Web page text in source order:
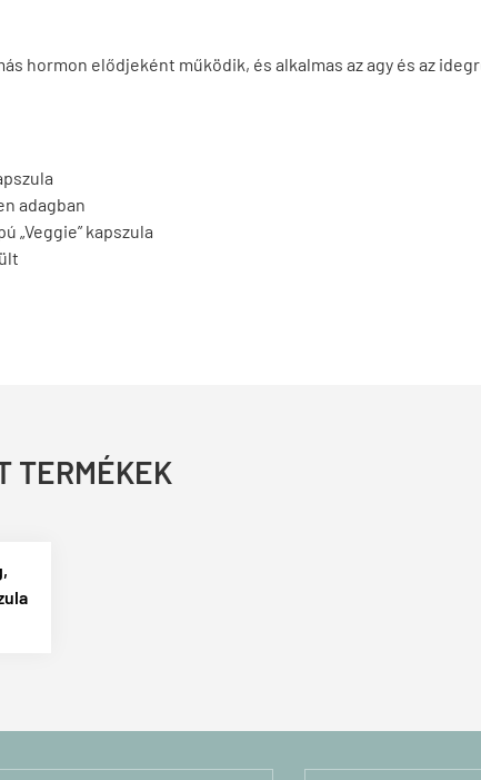
hormon elődjeként működik, és alkalmas az agy és az
adagban
„Veggie” kapszula
TERMÉKEK